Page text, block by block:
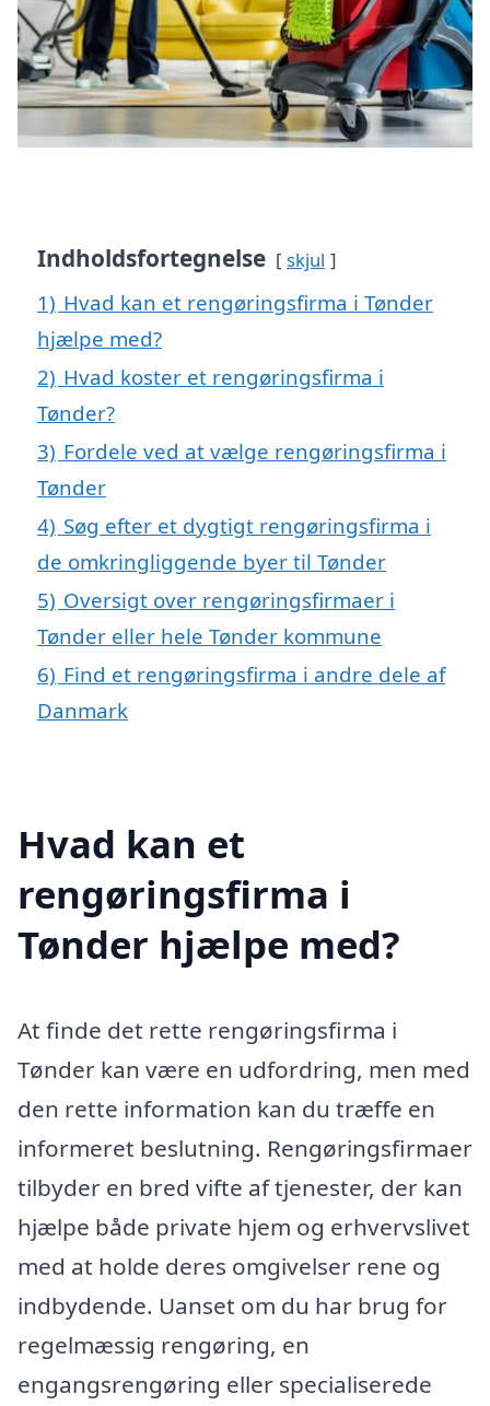
Indholdsfortegnelse skjul
1) Hvad kan et rengøringsfirma i Tønder
hjælpe med?
2) Hvad koster et rengøringsfirma i
Tønder?
3) Fordele ved at vælge rengøringsfirma i
Tønder
4) Søg efter et dygtigt rengøringsfirma i
de omkringliggende byer til Tønder
5) Oversigt over rengøringsfirmaer i
Tønder eller hele Tønder kommune
6) Find et rengøringsfirma i andre dele af
Danmark
Hvad kan et
rengøringsfirma i
Tønder hjælpe med?
At finde det rette rengøringsfirma i
Tønder kan være en udfordring, men med
den rette information kan du træffe en
informeret beslutning. Rengøringsfirmaer
tilbyder en bred vifte af tjenester, der kan
hjælpe både private hjem og erhvervslivet
med at holde deres omgivelser rene og
indbydende. Uanset om du har brug for
regelmæssig rengøring, en
engangsrengøring eller specialiserede